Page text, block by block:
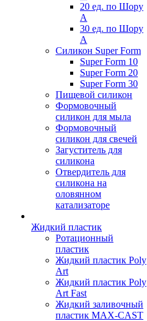
20 ед. по Шору
А
30 ед. по Шору
А
Силикон Super Form
Super Form 10
Super Form 20
Super Form 30
Пищевой силикон
Формовочный
силикон для мыла
Формовочный
силикон для свечей
Загуститель для
силикона
Отвердитель для
силикона на
оловянном
катализаторе
Жидкий пластик
Ротационный
пластик
Жидкий пластик Poly
Art
Жидкий пластик Poly
Art Fast
Жидкий заливочный
пластик MAX-CAST